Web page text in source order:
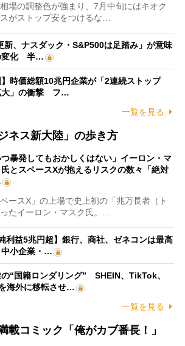
場の調整色が強まり、7月中旬にはキオク
がストップ安をつけるな…
新、ナスダック・S&P500は足踏み」が意味
変化 半…
】時価総額10兆円企業が「2連続ストップ
大」の衝撃 フ…
一覧を見る
ネス新大陸」の歩き方
つ暴発してもおかしくはない」イーロン・マ
氏とスペースXが抱えるリスクの数々「絶対
ースX」の上場で史上初の「兆万長者（ト
たイーロン・マスク氏。…
利益5兆円超】銀行、商社、ゼネコンは最高
中小企業・…
“国籍ロンダリング” SHEIN、TikTok、
海外に移転させ…
一覧を見る
載コミック「俺がカブ番長！」